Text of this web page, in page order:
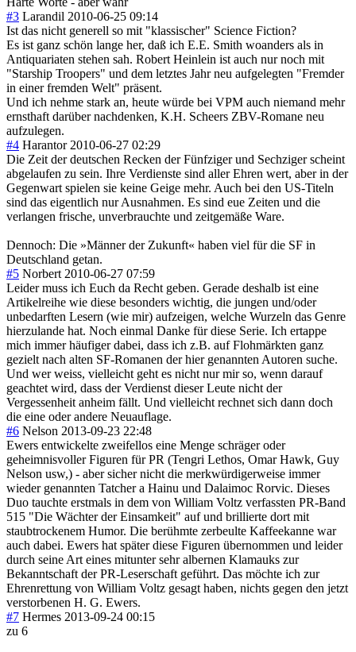
#3 Larandil 2010-06-25 09:14
Ist das nicht generell so mit "klassischer" Science Fiction?
Es ist ganz schön lange her, daß ich E.E. Smith woanders als in
Antiquariaten stehen sah. Robert Heinlein ist auch nur noch mit
"Starship Troopers" und dem letztes Jahr neu aufgelegten "Fremder
in einer fremden Welt" präsent.
Und ich nehme stark an, heute würde bei VPM auch niemand mehr
ernsthaft darüber nachdenken, K.H. Scheers ZBV-Romane neu
aufzulegen.
#4 Harantor 2010-06-27 02:29
Die Zeit der deutschen Recken der Fünfziger und Sechziger scheint
abgelaufen zu sein. Ihre Verdienste sind aller Ehren wert, aber in der
Gegenwart spielen sie keine Geige mehr. Auch bei den US-Titeln
sind das eigentlich nur Ausnahmen. Es sind eue Zeiten und die
verlangen frische, unverbrauchte und zeitgemäße Ware.
Dennoch: Die »Männer der Zukunft« haben viel für die SF in
Deutschland getan.
#5 Norbert 2010-06-27 07:59
Leider muss ich Euch da Recht geben. Gerade deshalb ist eine
Artikelreihe wie diese besonders wichtig, die jungen und/oder
unbedarften Lesern (wie mir) aufzeigen, welche Wurzeln das Genre
hierzulande hat. Noch einmal Danke für diese Serie. Ich ertappe
mich immer häufiger dabei, dass ich z.B. auf Flohmärkten ganz
gezielt nach alten SF-Romanen der hier genannten Autoren suche.
Und wer weiss, vielleicht geht es nicht nur mir so, wenn darauf
geachtet wird, dass der Verdienst dieser Leute nicht der
Vergessenheit anheim fällt. Und vielleicht rechnet sich dann doch
die eine oder andere Neuauflage.
#6 Nelson 2013-09-23 22:48
Ewers entwickelte zweifellos eine Menge schräger oder
geheimnisvoller Figuren für PR (Tengri Lethos, Omar Hawk, Guy
Nelson usw,) - aber sicher nicht die merkwürdigerweise immer
wieder genannten Tatcher a Hainu und Dalaimoc Rorvic. Dieses
Duo tauchte erstmals in dem von William Voltz verfassten PR-Band
515 "Die Wächter der Einsamkeit" auf und brillierte dort mit
staubtrockenem Humor. Die berühmte zerbeulte Kaffeekanne war
auch dabei. Ewers hat später diese Figuren übernommen und leider
durch seine Art eines mitunter sehr albernen Klamauks zur
Bekanntschaft der PR-Leserschaft geführt. Das möchte ich zur
Ehrenrettung von William Voltz gesagt haben, nichts gegen den jetzt
verstorbenen H. G. Ewers.
#7 Hermes 2013-09-24 00:15
zu 6